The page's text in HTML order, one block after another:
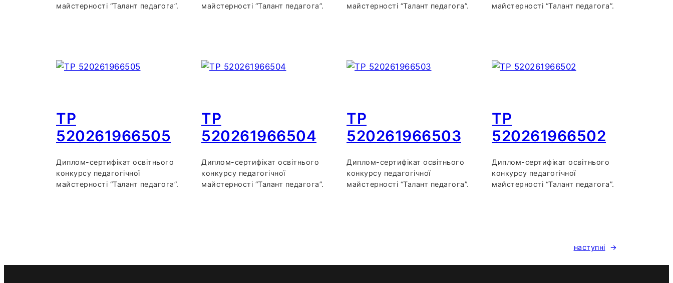
майстерності “Талант педагога”.
майстерності “Талант педагога”.
майстерності “Талант педагога”.
майстерності “Талант педагога”.
TP
520261966505
Диплом-сертифікат освітнього
конкурсу педагогічної
майстерності “Талант педагога”.
TP
520261966504
Диплом-сертифікат освітнього
конкурсу педагогічної
майстерності “Талант педагога”.
TP
520261966503
Диплом-сертифікат освітнього
конкурсу педагогічної
майстерності “Талант педагога”.
TP
520261966502
Диплом-сертифікат освітнього
конкурсу педагогічної
майстерності “Талант педагога”.
наступні →